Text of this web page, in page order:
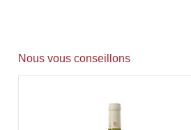
Nous vous conseillons